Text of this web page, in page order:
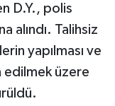
D.Y., polis
alındı. Talihsiz
yapılması ve
edilmek üzere